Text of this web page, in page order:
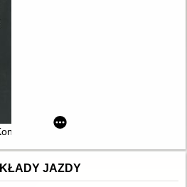
Fotografii Kolejowej, Szczecin
JAZDY